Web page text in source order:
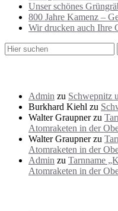
Unser schönes
800 Jahre Kamenz –
Wir drucken auch Ihre
Admin zu Schwepnitz
Burkhard Kiehl zu
Walter Graupnerzu
Atomraketen in der
Walter Graupnerzu
Atomraketen in der
Admin zu Tarnname
Atomraketen in der